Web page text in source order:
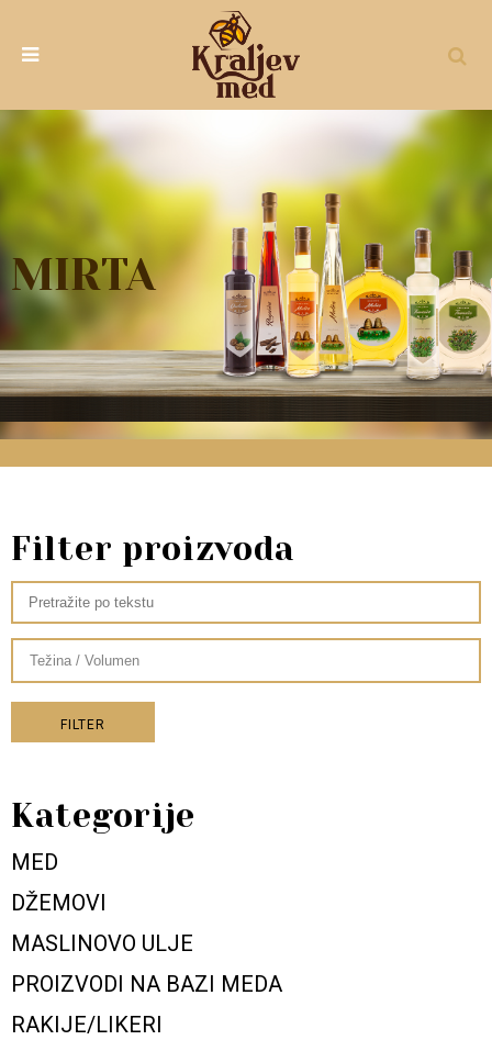
MIRTA
Filter proizvoda
FILTER
Kategorije
MED
DŽEMOVI
MASLINOVO ULJE
PROIZVODI NA BAZI MEDA
RAKIJE/LIKERI